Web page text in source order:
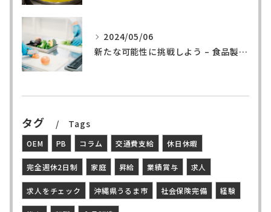
2024/05/06
新たな可能性に挑戦しよう – 食品製造の世界へ
タグ Tags
OEM PB コラム 交通費支給 休日休暇
完全週休2日制 家庭 昇給 業績賞与 求人
求人をチェック 沖縄県うるま市 社会保険完備 経験